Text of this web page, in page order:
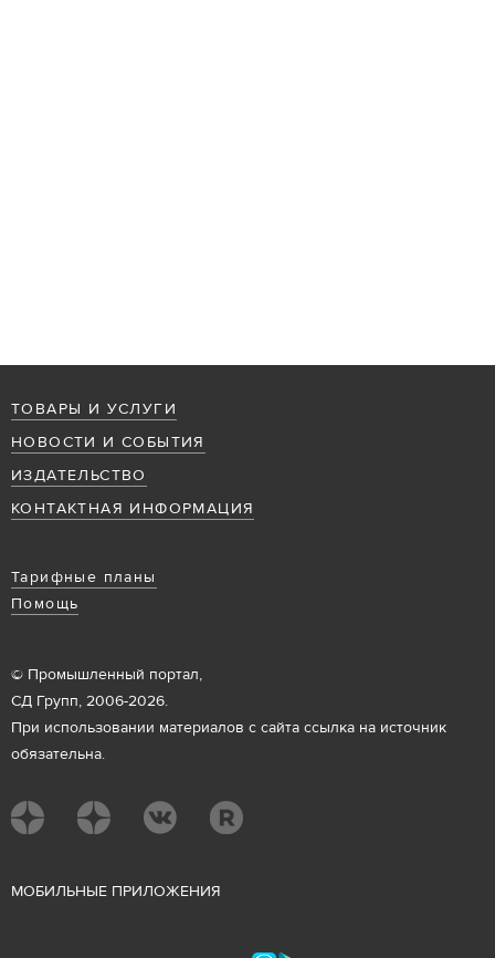
ТОВАРЫ И УСЛУГИ
НОВОСТИ И СОБЫТИЯ
ИЗДАТЕЛЬСТВО
КОНТАКТНАЯ ИНФОРМАЦИЯ
Тарифные планы
Помощь
© Промышленный портал,
СД Групп, 2006-2026.
При использовании материалов с сайта ссылка на источник
обязательна.
МОБИЛЬНЫЕ ПРИЛОЖЕНИЯ